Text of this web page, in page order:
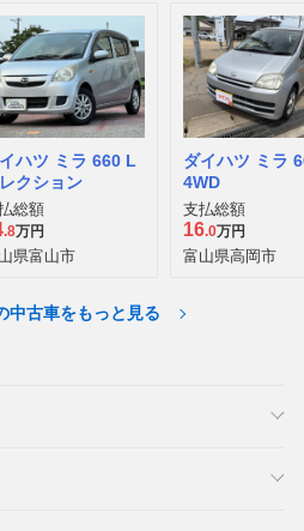
ハツ ミラ 660 L
クション
総額
.8万円
県富山市
ダイハツ ミラ
4WD
支払総額
16.0万円
富山県高岡市
中古車をもっと見る